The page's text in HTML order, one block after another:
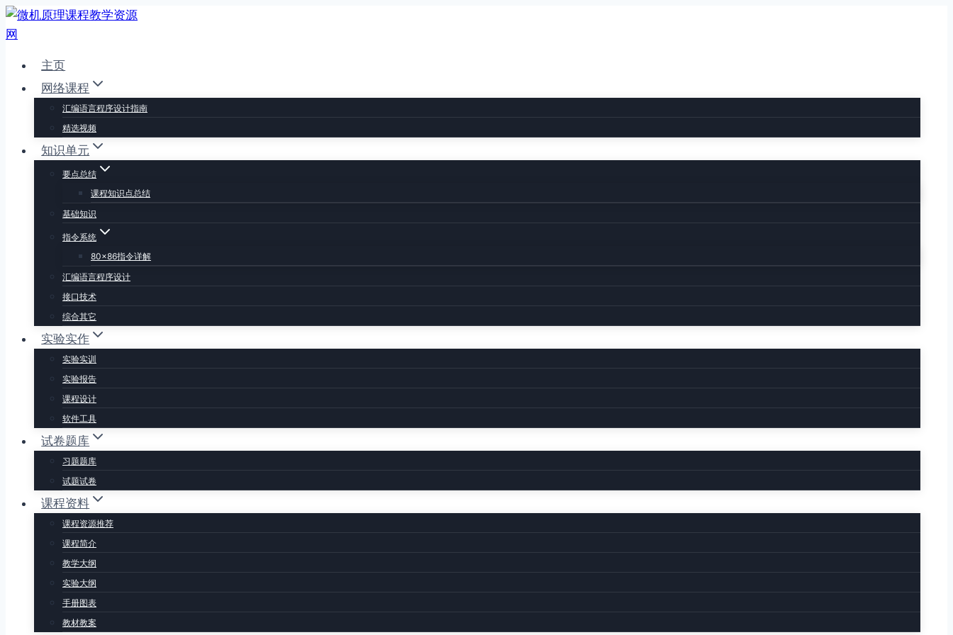
跳
到
主页
网络课程
汇编语言程序设计指南
精选视频
知识单元
要点总结
课程知识点总结
基础知识
指令系统
80×86指令详解
汇编语言程序设计
接口技术
综合其它
实验实作
实验实训
实验报告
课程设计
软件工具
试卷题库
习题题库
试题试卷
课程资料
课程资源推荐
课程简介
教学大纲
实验大纲
手册图表
教材教案